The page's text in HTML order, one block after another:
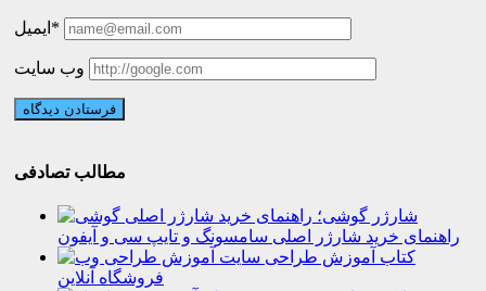
ایمیل*
وب سایت
مطالب تصادفی
شارژر گوشی؛
راهنمای خرید شارژر اصلی سامسونگ و تایپ سی و آیفون
کتاب آموزش طراحی سایت
فروشگاه آنلاین